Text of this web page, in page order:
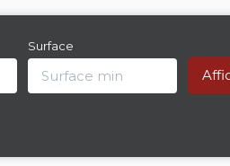
Surface